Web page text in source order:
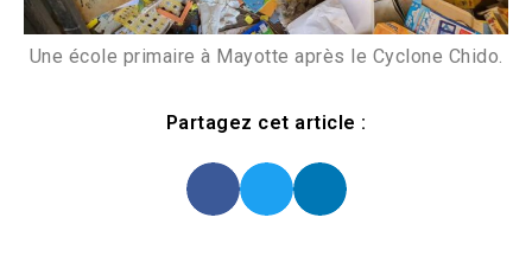
Une école primaire à Mayotte après le Cyclone Chido.
Partagez cet article :